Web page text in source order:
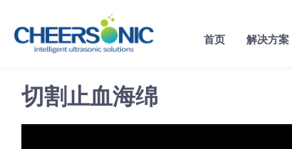
content
首页 解决方案
切割止血海绵